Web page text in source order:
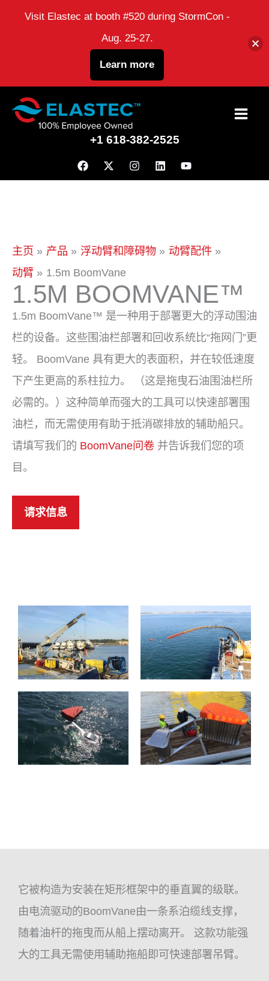
+1 618-382-2525
主页 产品 浮动臂和障碍物
动臂配件
动臂
1.5m BoomVane
1.5M BOOMVANE™
1.5m BoomVane™ 是一种用于部署更大的浮动围油
栏的设备。这些围油栏部署和回收系统比“拖网门”更
轻。 BoomVane 具有更大的表面积，并在较低速度
下产生更高的系柱拉力。 （这是拖曳石油围油栏所
必需的。）这种简单而强大的工具可以快速部署围
油栏，而无需使用有助于抵消碳排放的辅助船只。
请填写我们的 BoomVane问卷 并告诉我们您的项
目。
请求信息
它被构造为安装在矩形框架中的垂直翼的级联。
由电流驱动的BoomVane由一条系泊缆线支撑，
随着油杆的拖曳而从船上摆动离开。 这款功能强
大的工具无需使用辅助拖船即可快速部署吊臂。
Visit Elastec at booth #520 during StormCon -
Aug. 25-27.
Learn more